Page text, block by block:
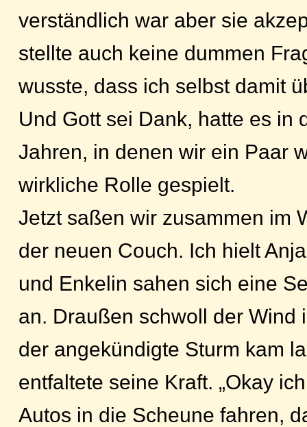
verständlich war aber sie
stellte auch keine dummen
wusste, dass ich selbst damit
Und Gott sei Dank, hatte es in
Jahren, in denen wir ein Paar
wirkliche Rolle gespielt.
Jetzt saßen wir zusammen im
der neuen Couch. Ich hielt
und Enkelin sahen sich eine
an. Draußen schwoll der Wind
der angekündigte Sturm kam
entfaltete seine Kraft. „Okay
Autos in die Scheune fahren,